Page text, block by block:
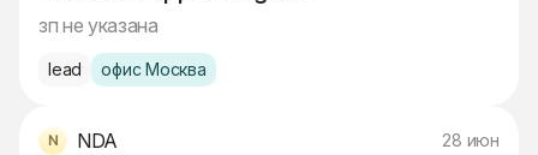
зп не указана
lead офис Москва
NDA 28 июн